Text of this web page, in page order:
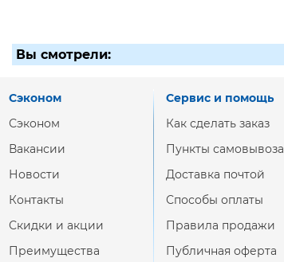
Вы смотрели:
Сэконом
Сэконом
Вакансии
Новости
Контакты
Скидки и акции
Преимущества
Сервис и помощь
Как сделать заказ
Пункты самовывоза
Доставка почтой
Способы оплаты
Правила продажи
Публичная оферта